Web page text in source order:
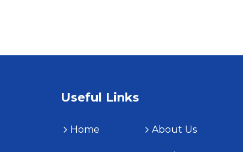
Useful Links
Home About Us